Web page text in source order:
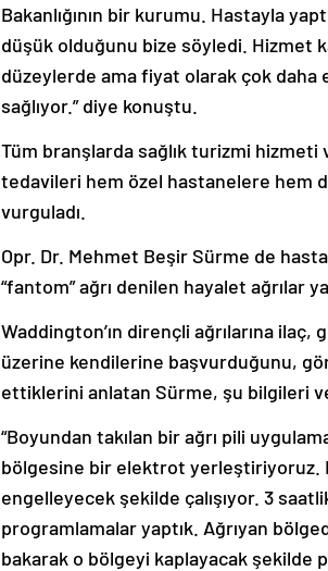
Bakanlığının bir kurumu. Hastayla
düşük olduğunu bize söyledi. Hizmet
düzeylerde ama fiyat olarak çok daha
sağlıyor.” diye konuştu.
Tüm branşlarda sağlık turizmi
tedavileri hem özel hastanelere hem
vurguladı.
Opr. Dr. Mehmet Beşir Sürme de
“fantom” ağrı denilen hayalet ağrılar
Waddington’ın dirençli ağrılarına
üzerine kendilerine başvurduğunu,
ettiklerini anlatan Sürme, şu bilgileri
“Boyundan takılan bir ağrı pili
bölgesine bir elektrot yerleştiriyoruz.
engelleyecek şekilde çalışıyor. 3
programlamalar yaptık. Ağrıyan
bakarak o bölgeyi kaplayacak şekilde